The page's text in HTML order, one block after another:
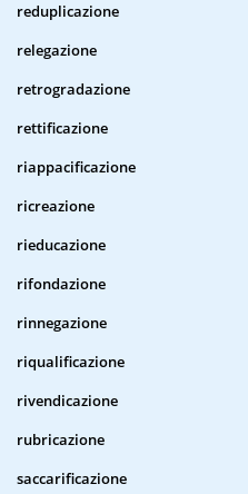
reduplicazione
relegazione
retrogradazione
rettificazione
riappacificazione
ricreazione
rieducazione
rifondazione
rinnegazione
riqualificazione
rivendicazione
rubricazione
saccarificazione